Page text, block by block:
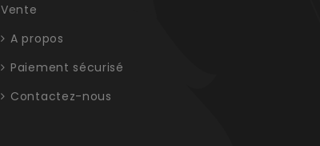
Vente
A propos
Paiement sécurisé
Contactez-nous